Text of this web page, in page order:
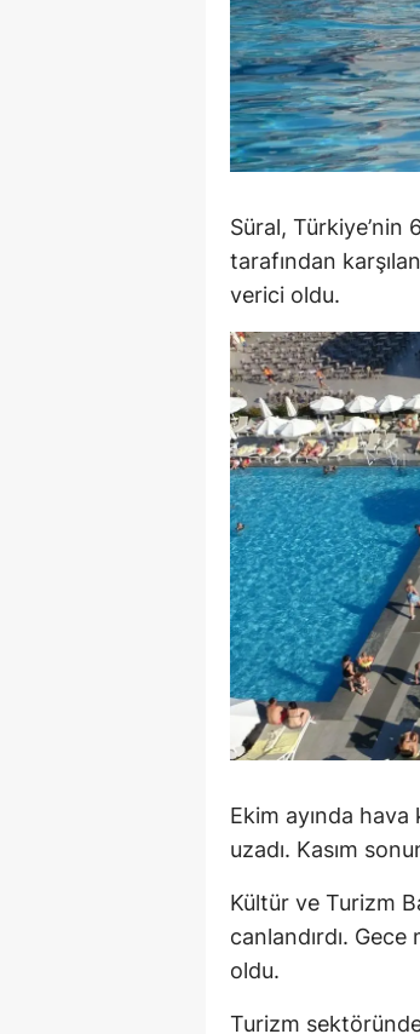
Süral,
tarafından
verici oldu.
Ekim ayında
uzadı. Kasım
Kültür ve Turizm
canlandırdı.
oldu.
Turizm